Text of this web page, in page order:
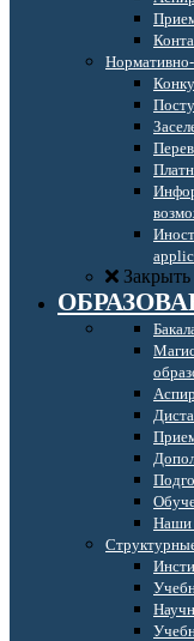
Закрыть
Наши